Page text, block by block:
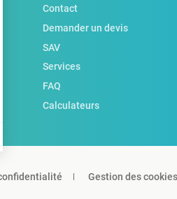
Contact
Demander un devis
SAV
Services
FAQ
Calculateurs
Gestion des cookies